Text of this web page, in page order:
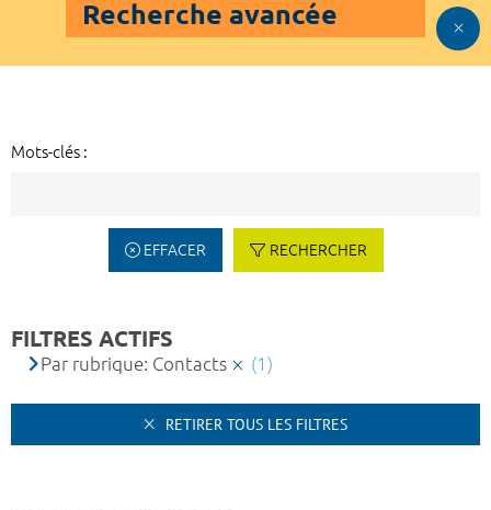
Recherche avancée
Mots-clés :
EFFACER RECHERCHER
FILTRES ACTIFS
Par rubrique: Contacts (1)
RETIRER TOUS LES FILTRES